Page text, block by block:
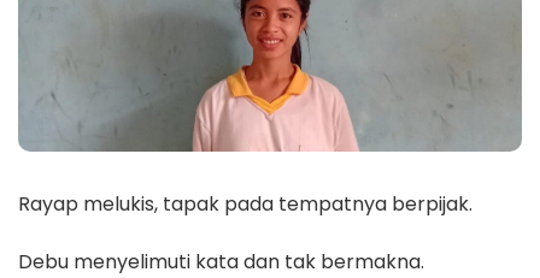
Rayap melukis, tapak pada tempatnya berpijak.
Debu menyelimuti kata dan tak bermakna.